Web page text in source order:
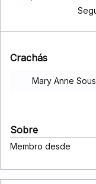
Crachás
Mary Anne
Sobre
Membro desde